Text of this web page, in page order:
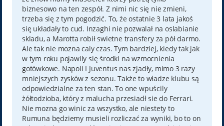
biznesowo na ten zespół. Z nimi nic się nie zmieni,
trzeba się z tym pogodzić. To, że ostatnie 3 lata jakoś
się układały to cud. Inzaghi nie pozwalał na oslabianie
skladu, a Marotta robił swietne transfery za pół darmo.
Ale tak nie mozna caly czas. Tym bardziej, kiedy tak jak
w tym roku pojawily się środki na wzmocnienia
gotówkowe. Napoli I Juventus nas zjadły, mimo 3 razy
mniejszych zysków z sezonu. Także to władze klubu są
odpowiedzialne za ten stan. To one wpuścily
żółtodzioba, który z malucha przesiadł sie do Ferrari.
Nie mozna go winic za wszystko, ale niestety to
Rumuna będziemy musieli rozliczać za wyniki, bo to on